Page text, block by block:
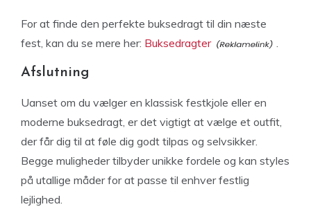
For at finde den perfekte buksedragt til din næste
fest, kan du se mere her: Buksedragter .
Afslutning
Uanset om du vælger en klassisk festkjole eller en
moderne buksedragt, er det vigtigt at vælge et outfit,
der får dig til at føle dig godt tilpas og selvsikker.
Begge muligheder tilbyder unikke fordele og kan styles
på utallige måder for at passe til enhver festlig
lejlighed.